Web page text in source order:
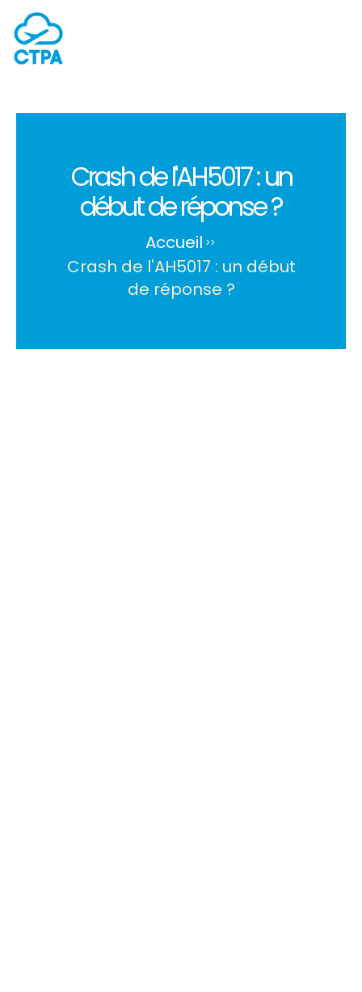
Crash de l'AH5017 : un
début de réponse ?
Accueil >>
Crash de l'AH5017 : un début
de réponse ?